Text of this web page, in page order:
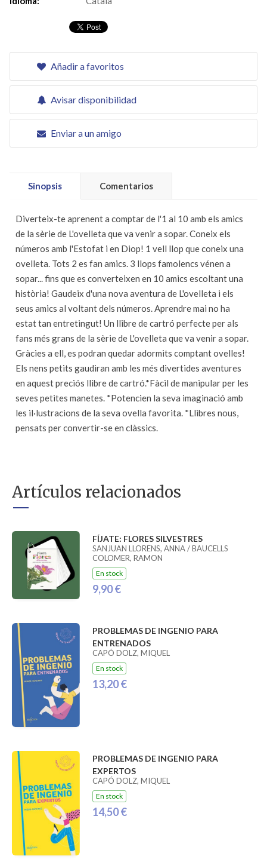
Añadir a favoritos
Avisar disponibilidad
Enviar a un amigo
Sinopsis Comentarios
Diverteix-te aprenent a comptar de l'1 al 10 amb els amics
de la sèrie de L'ovelleta que va venir a sopar. Coneix els
números amb l'Estofat i en Diop! 1 vell llop que coneix una
ovelleta. Tots 2 es fan amics. 3 llops famolencs vénen a
sopar... fins que es converteixen en 10 amics escoltant una
història! Gaudeix d'una nova aventura de L'ovelleta i els
seus amics al voltant dels números. Aprendre mai no ha
estat tan entretingut! Un llibre de cartró perfecte per als
fans més grans de la sèrie de L'ovelleta que va venir a sopar.
Gràcies a ell, es podran quedar adormits comptant ovelles!
Els nens petits gaudiran amb les més divertides aventures
en aquest preciós llibre de cartró.*Fàcil de manipular per les
seves petites manetes. *Potencien la seva imaginació amb
les il·lustracions de la seva ovella favorita. *Llibres nous,
pensats per convertir-se en clàssics.
Artículos relacionados
FÍJATE: FLORES SILVESTRES
SANJUAN LLORENS, ANNA / BAUCELLS
COLOMER, RAMON
En stock
9,90 €
PROBLEMAS DE INGENIO PARA
ENTRENADOS
CAPÓ DOLZ, MIQUEL
En stock
13,20 €
PROBLEMAS DE INGENIO PARA
EXPERTOS
CAPÓ DOLZ, MIQUEL
En stock
14,50 €